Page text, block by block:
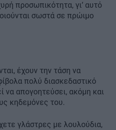
προσωπικότητα, γι’ αυτό
σωστά σε πρώιμο
έχουν την τάση να
πολύ διασκεδαστικό
να απογοητεύσει, ακόμη και
κηδεμόνες του.
γλάστρες με λουλούδια,